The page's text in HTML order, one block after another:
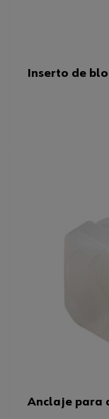
Inserto de
Anclaje para